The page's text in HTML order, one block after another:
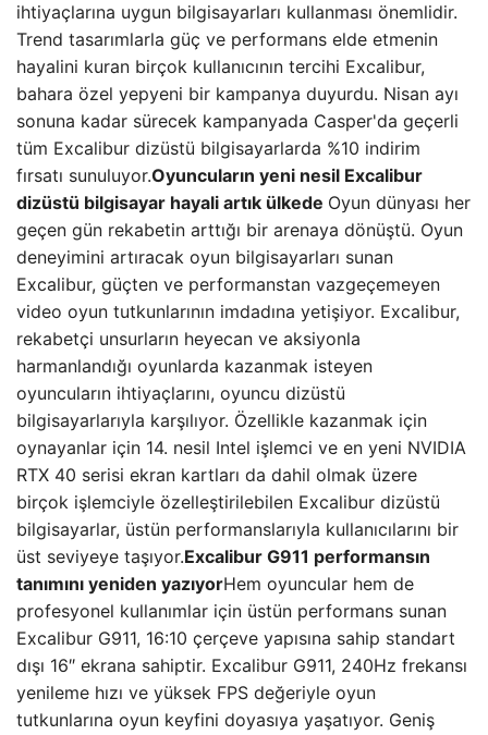
ihtiyaçlarına uygun bilgisayarları kullanması önemlidir.
Trend tasarımlarla güç ve performans elde etmenin
hayalini kuran birçok kullanıcının tercihi Excalibur,
bahara özel yepyeni bir kampanya duyurdu. Nisan ayı
sonuna kadar sürecek kampanyada Casper'da geçerli
tüm Excalibur dizüstü bilgisayarlarda %10 indirim
fırsatı sunuluyor.Oyuncuların yeni nesil Excalibur
dizüstü bilgisayar hayali artık ülkede Oyun dünyası her
geçen gün rekabetin arttığı bir arenaya dönüştü. Oyun
deneyimini artıracak oyun bilgisayarları sunan
Excalibur, güçten ve performanstan vazgeçemeyen
video oyun tutkunlarının imdadına yetişiyor. Excalibur,
rekabetçi unsurların heyecan ve aksiyonla
harmanlandığı oyunlarda kazanmak isteyen
oyuncuların ihtiyaçlarını, oyuncu dizüstü
bilgisayarlarıyla karşılıyor. Özellikle kazanmak için
oynayanlar için 14. nesil Intel işlemci ve en yeni NVIDIA
RTX 40 serisi ekran kartları da dahil olmak üzere
birçok işlemciyle özelleştirilebilen Excalibur dizüstü
bilgisayarlar, üstün performanslarıyla kullanıcılarını bir
üst seviyeye taşıyor.Excalibur G911 performansın
tanımını yeniden yazıyorHem oyuncular hem de
profesyonel kullanımlar için üstün performans sunan
Excalibur G911, 16:10 çerçeve yapısına sahip standart
dışı 16″ ekrana sahiptir. Excalibur G911, 240Hz frekansı
yenileme hızı ve yüksek FPS değeriyle oyun
tutkunlarına oyun keyfini doyasıya yaşatıyor. Geniş